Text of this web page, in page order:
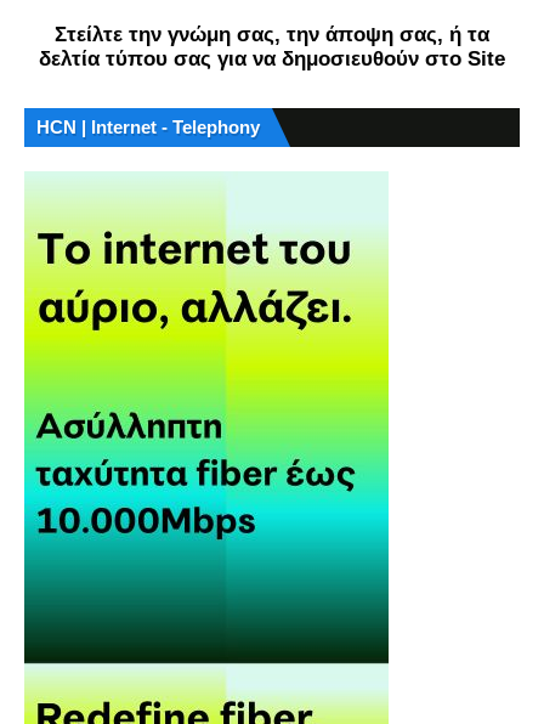
Στείλτε την γνώμη σας, την άποψη σας, ή τα
δελτία τύπου σας για να δημοσιευθούν στο Site
HCN | Internet - Telephony